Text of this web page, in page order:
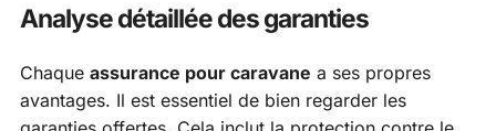
Analyse détaillée des garanties
Chaque assurance pour caravane a ses propres
avantages. Il est essentiel de bien regarder les